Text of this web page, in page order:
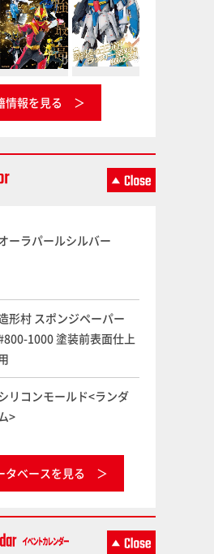
情報を見る
ーラパールシルバー
形村 スポンジペーパー
1000 塗装前表面仕上
リコンモールド<ランダ
>
タベースを見る